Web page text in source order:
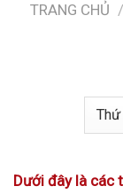
TRANG CHỦ /
Dưới đây là các